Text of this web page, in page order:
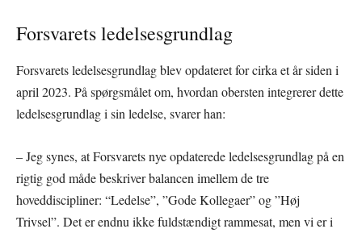
Forsvarets ledelsesgrundlag
Forsvarets ledelsesgrundlag blev opdateret for cirka et år siden i
april 2023. På spørgsmålet om, hvordan obersten integrerer dette
ledelsesgrundlag i sin ledelse, svarer han:
– Jeg synes, at Forsvarets nye opdaterede ledelsesgrundlag på en
rigtig god måde beskriver balancen imellem de tre
hoveddiscipliner: “Ledelse”, ”Gode Kollegaer” og ”Høj
Trivsel”. Det er endnu ikke fuldstændigt rammesat, men vi er i